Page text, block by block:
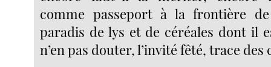
comme passeport à la frontière
paradis de lys et de céréales dont il
n’en pas douter, l’invité fêté, trace des